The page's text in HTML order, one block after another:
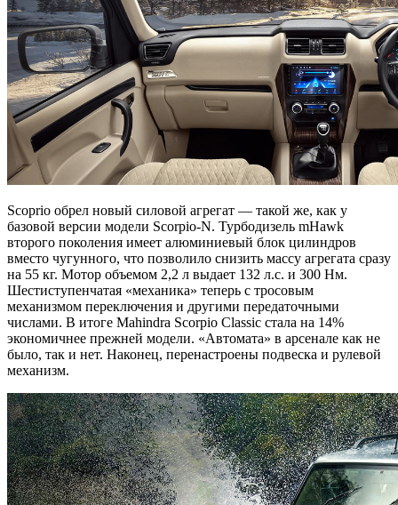
Scoprio обрел новый силовой агрегат — такой же, как у
базовой версии модели Scorpio-N. Турбодизель mHawk
второго поколения имеет алюминиевый блок цилиндров
вместо чугунного, что позволило снизить массу агрегата сразу
на 55 кг. Мотор объемом 2,2 л выдает 132 л.с. и 300 Нм.
Шестиступенчатая «механика» теперь с тросовым
механизмом переключения и другими передаточными
числами. В итоге Mahindra Scorpio Classic стала на 14%
экономичнее прежней модели. «Автомата» в арсенале как не
было, так и нет. Наконец, перенастроены подвеска и рулевой
механизм.